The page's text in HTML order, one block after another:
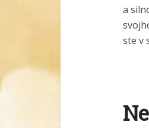
a
ste v